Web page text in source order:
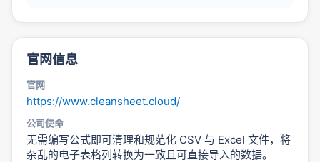
官网信息
官网
https://www.cleansheet.cloud/
公司使命
无需编写公式即可清理和规范化 CSV 与 Excel 文件，将
杂乱的电子表格列转换为一致且可直接导入的数据。